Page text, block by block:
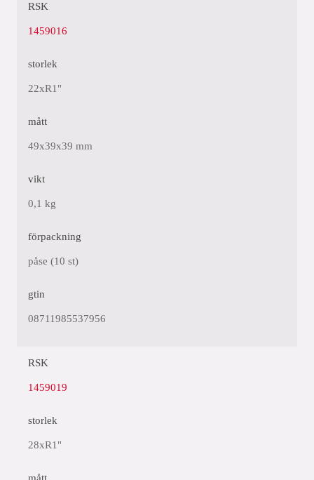
RSK
1459016
storlek
22xR1"
mått
49x39x39 mm
vikt
0,1 kg
förpackning
påse (10 st)
gtin
08711985537956
RSK
1459019
storlek
28xR1"